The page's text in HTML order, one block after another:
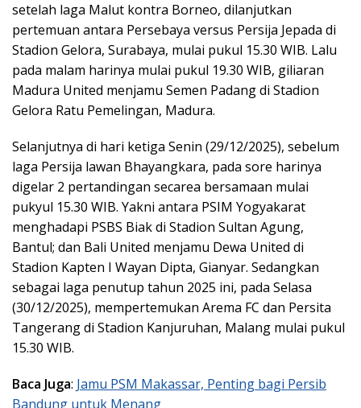
setelah laga Malut kontra Borneo, dilanjutkan
pertemuan antara Persebaya versus Persija Jepada di
Stadion Gelora, Surabaya, mulai pukul 15.30 WIB. Lalu
pada malam harinya mulai pukul 19.30 WIB, giliaran
Madura United menjamu Semen Padang di Stadion
Gelora Ratu Pemelingan, Madura.
Selanjutnya di hari ketiga Senin (29/12/2025), sebelum
laga Persija lawan Bhayangkara, pada sore harinya
digelar 2 pertandingan secarea bersamaan mulai
pukyul 15.30 WIB. Yakni antara PSIM Yogyakarat
menghadapi PSBS Biak di Stadion Sultan Agung,
Bantul; dan Bali United menjamu Dewa United di
Stadion Kapten I Wayan Dipta, Gianyar. Sedangkan
sebagai laga penutup tahun 2025 ini, pada Selasa
(30/12/2025), mempertemukan Arema FC dan Persita
Tangerang di Stadion Kanjuruhan, Malang mulai pukul
15.30 WIB.
Baca Juga: Jamu PSM Makassar, Penting bagi Persib
Bandung untuk Menang